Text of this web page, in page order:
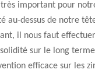
très important pour
au-dessus de notre
il nous faut
sur le long
efficace sur les